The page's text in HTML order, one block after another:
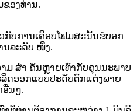
ຂອງທ່ານ.
ກັບການເຄືອບໂຟມສະນັ້ນຂໍບອກ
ນລະດັບ ໜຶ່ງ.
ມ ສຳ ຄັນຫຼາຍເທົ່າກັບຄຸນນະພາບ
ດອອກແບບປະດັບຕົກແຕ່ງພາຍ
ອື່ນໆ.